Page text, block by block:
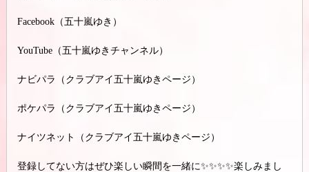
Facebook（五十嵐ゆき）
YouTube（五十嵐ゆきチャンネル）
ナビパラ（クラブアイ五十嵐ゆきページ）
ポケパラ（クラブアイ五十嵐ゆきページ）
ナイツネット（クラブアイ五十嵐ゆきページ）
登録してない方はぜひ楽しい瞬間を一緒に✨✨✨✨楽しみまし